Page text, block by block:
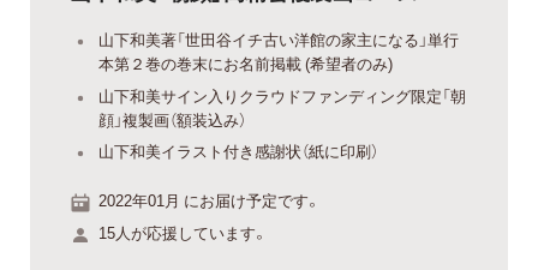
山下和美著「世田谷イチ古い洋館の家主になる」単行
本第２巻の巻末にお名前掲載 (希望者のみ)
山下和美サイン入りクラウドファンディング限定「朝
顔」複製画（額装込み）
山下和美イラスト付き感謝状（紙に印刷）
2022年01月 にお届け予定です。
15人が応援しています。